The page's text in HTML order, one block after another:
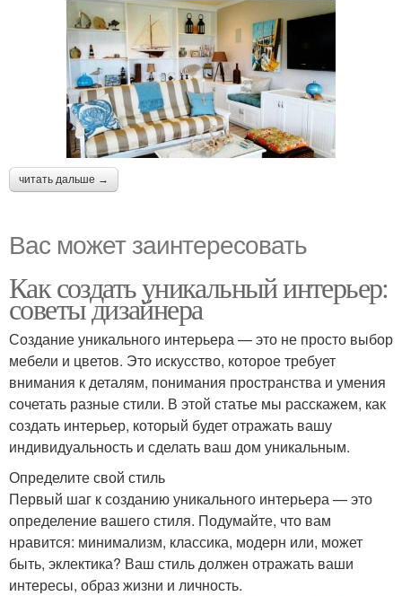
читать дальше →
Вас может заинтересовать
Как создать уникальный интерьер:
советы дизайнера
Создание уникального интерьера — это не просто выбор
мебели и цветов. Это искусство, которое требует
внимания к деталям, понимания пространства и умения
сочетать разные стили. В этой статье мы расскажем, как
создать интерьер, который будет отражать вашу
индивидуальность и сделать ваш дом уникальным.
Определите свой стиль
Первый шаг к созданию уникального интерьера — это
определение вашего стиля. Подумайте, что вам
нравится: минимализм, классика, модерн или, может
быть, эклектика? Ваш стиль должен отражать ваши
интересы, образ жизни и личность.